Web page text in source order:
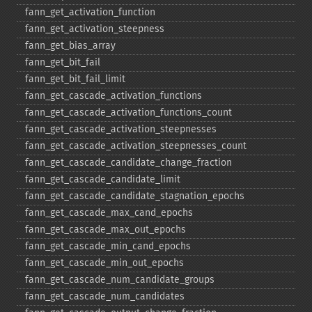
fann_​get_​activation_​function
fann_​get_​activation_​steepness
fann_​get_​bias_​array
fann_​get_​bit_​fail
fann_​get_​bit_​fail_​limit
fann_​get_​cascade_​activation_​functions
fann_​get_​cascade_​activation_​functions_​count
fann_​get_​cascade_​activation_​steepnesses
fann_​get_​cascade_​activation_​steepnesses_​count
fann_​get_​cascade_​candidate_​change_​fraction
fann_​get_​cascade_​candidate_​limit
fann_​get_​cascade_​candidate_​stagnation_​epochs
fann_​get_​cascade_​max_​cand_​epochs
fann_​get_​cascade_​max_​out_​epochs
fann_​get_​cascade_​min_​cand_​epochs
fann_​get_​cascade_​min_​out_​epochs
fann_​get_​cascade_​num_​candidate_​groups
fann_​get_​cascade_​num_​candidates